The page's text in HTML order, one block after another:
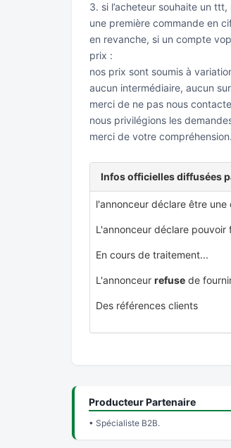
3. si l’acheteur souhaite un
une première commande en
en revanche, si un compte
prix :
nos prix sont soumis à
aucun intermédiaire, aucun
merci de ne pas nous
nous privilégions les
merci de votre compréhension.
Infos officielles diffusées
l'annonceur déclare être une
L'annonceur déclare pouvoir
En cours de traitement...
L'annonceur refuse de
Des références clients
Producteur Partenaire
• Spécialiste B2B.